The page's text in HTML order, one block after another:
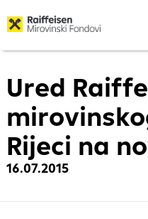
Ured
Rijeci na
16.07.2015